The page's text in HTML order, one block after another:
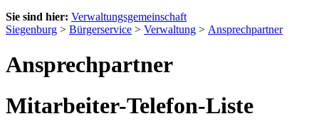
Sie sind hier: Verwaltungsgemeinschaft
Siegenburg > Bürgerservice > Verwaltung > Ansprechpartner
Ansprechpartner
Mitarbeiter-Telefon-Liste